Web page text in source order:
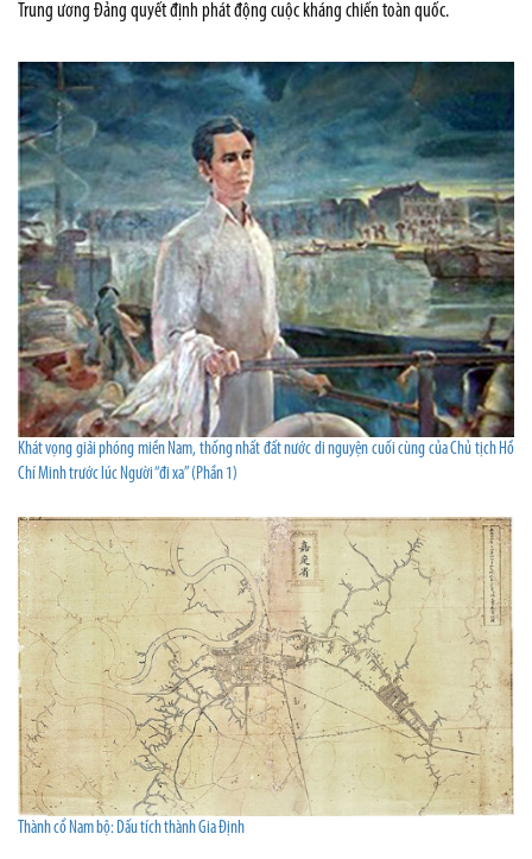
Trung ương Đảng quyết định phát động cuộc kháng chiến toàn quốc.
Khát vọng giải phóng miền Nam, thống nhất đất nước di nguyện cuối cùng của Chủ tịch Hồ
Chí Minh trước lúc Người “đi xa” (Phần 1)
Thành cổ Nam bộ: Dấu tích thành Gia Định